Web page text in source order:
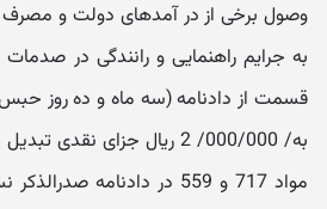
وصول برخی از در آمدهای دولت و
به جرایم راهنمایی و رانندگی در
قسمت از دادنامه (سه ماه و ده روز
به/ 000/000/ 2 ریال جزای
مواد 717 و 559 در دادنامه